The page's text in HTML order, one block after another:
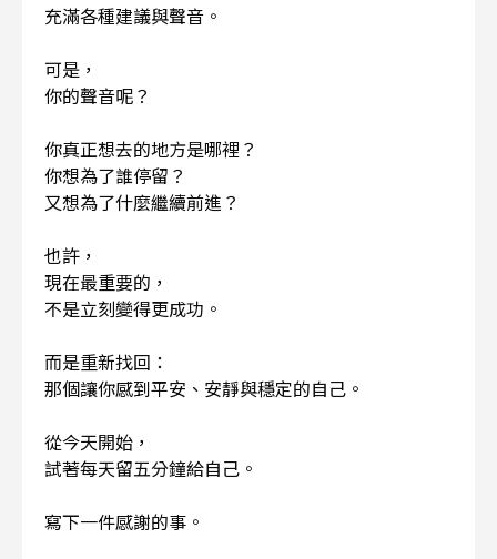
充滿各種建議與聲音。
可是，
你的聲音呢？
你真正想去的地方是哪裡？
你想為了誰停留？
又想為了什麼繼續前進？
也許，
現在最重要的，
不是立刻變得更成功。
而是重新找回：
那個讓你感到平安、安靜與穩定的自己。
從今天開始，
試著每天留五分鐘給自己。
寫下一件感謝的事。